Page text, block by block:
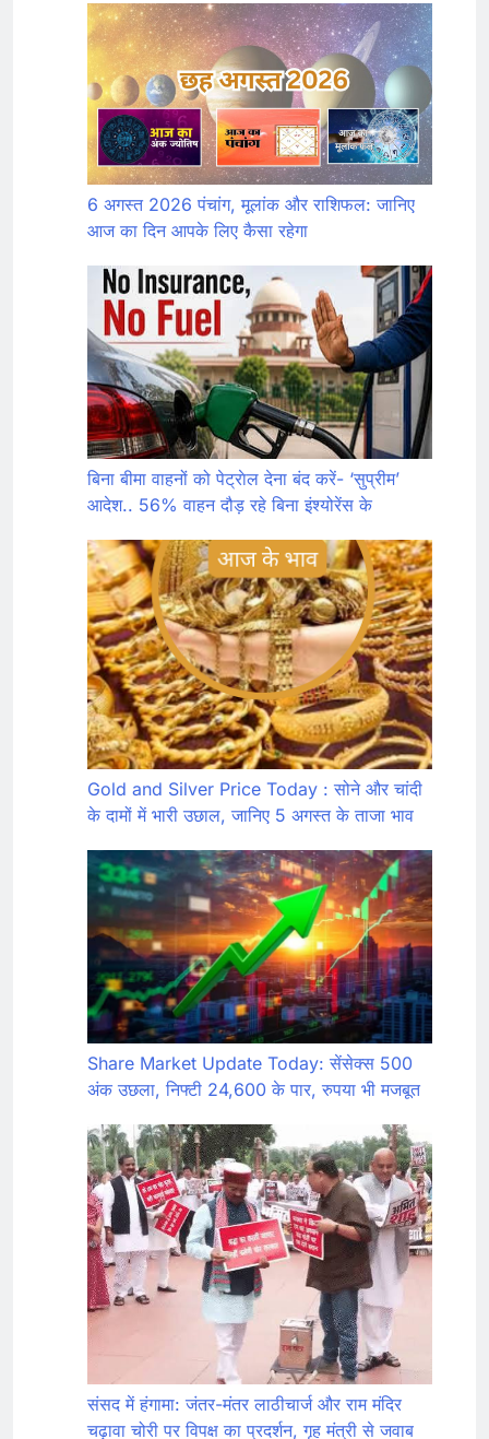
6 अगस्त 2026 पंचांग, मूलांक और राशिफल: जानिए
आज का दिन आपके लिए कैसा रहेगा
बिना बीमा वाहनों को पेट्राेल देना बंद करें- ‘सुप्रीम’
आदेश.. 56% वाहन दौड़ रहे बिना इंश्योरेंस के
Gold and Silver Price Today : सोने और चांदी
के दामों में भारी उछाल, जानिए 5 अगस्त के ताजा भाव
Share Market Update Today: सेंसेक्स 500
अंक उछला, निफ्टी 24,600 के पार, रुपया भी मजबूत
संसद में हंगामा: जंतर-मंतर लाठीचार्ज और राम मंदिर
चढ़ावा चोरी पर विपक्ष का प्रदर्शन, गृह मंत्री से जवाब